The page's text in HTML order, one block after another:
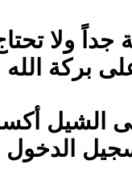
ولا
بركة الله
الشيل
الدخول